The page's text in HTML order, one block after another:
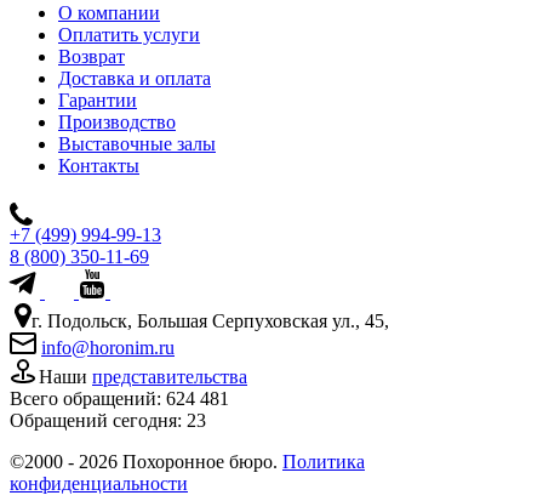
О компании
Оплатить услуги
Возврат
Доставка и оплата
Гарантии
Производство
Выставочные залы
Контакты
+7 (499) 994-99-13
8 (800) 350-11-69
г. Подольск, Большая Серпуховская ул., 45,
info@horonim.ru
Наши представительства
Всего обращений: 624 481
Обращений сегодня: 23
©2000 - 2026 Похоронное бюро. Политика
конфиденциальности